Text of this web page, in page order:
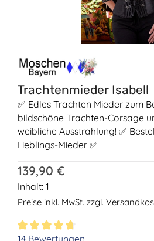
Trachtenmieder Isabell
✅ Edles Trachten Mieder zum
bildschöne Trachten-Corsage
weibliche Ausstrahlung! ✅
Lieblings-Mieder ✅
Regulärer Preis:
139,90 €
Inhalt: 1
Preise inkl. MwSt. zzgl.
Durchschnittliche Bewertung von
14 Bewertungen